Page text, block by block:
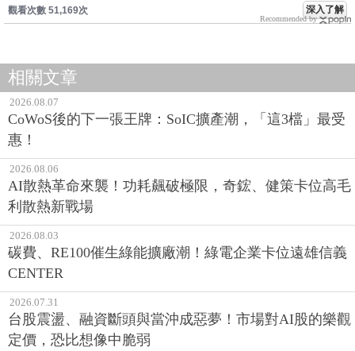
觀看次數 51,169次 深入了解
Recommended by
相關文章
2026.08.07
CoWoS後的下一張王牌：SoIC擴產潮，「這3檔」最受
惠！
2026.08.06
AI散熱革命來襲！功耗飆破極限，奇鋐、健策卡位高毛
利散熱新戰場
2026.08.03
碳費、RE100催生綠能擴廠潮！綠電企業卡位遠雄信義
CENTER
2026.07.31
台股震盪、融資斷頭與當沖成惡夢！市場對AI股的樂觀
定價，恐比想像中脆弱